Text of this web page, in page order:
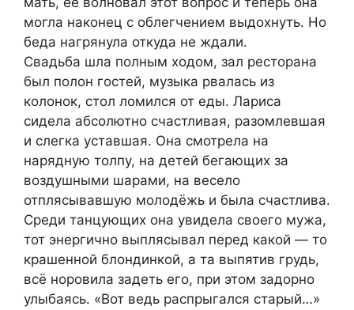
могла наконец с облегчением выдохнуть. Но
беда нагрянула откуда не ждали.
Свадьба шла полным ходом, зал ресторана
был полон гостей, музыка рвалась из
колонок, стол ломился от еды. Лариса
сидела абсолютно счастливая, разомлевшая
и слегка уставшая. Она смотрела на
нарядную толпу, на детей бегающих за
воздушными шарами, на весело
отплясывавшую молодёжь и была счастлива.
Среди танцующих она увидела своего мужа,
тот энергично выплясывал перед какой — то
крашенной блондинкой, а та выпятив грудь,
всё норовила задеть его, при этом задорно
улыбаясь. «Вот ведь распрыгался старый…»